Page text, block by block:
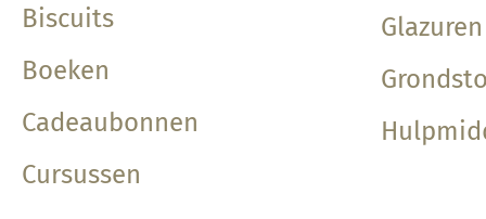
Biscuits
Boeken
Cadeaubonnen
Cursussen
Glazuren